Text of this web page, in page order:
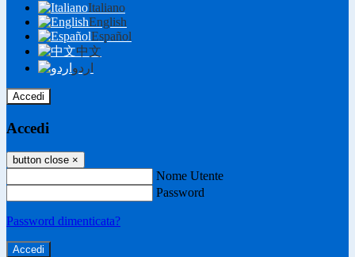
Italiano
English
Español
中文
اردو
Accedi
Accedi
button close ×
Nome Utente
Password
Password dimenticata?